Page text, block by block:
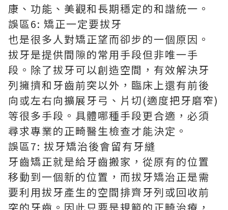
康、功能、美觀和長期穩定的和諧統一。
誤區6: 矯正一定要拔牙
也是很多人對矯正望而卻步的一個原因。
拔牙是提供間隙的常用手段但非唯一手
段。除了拔牙可以創造空間，有效解決牙
列擁擠和牙齒前突以外，臨床上還有前後
向或左右向擴展牙弓、片切(適度把牙磨窄)
等很多手段。具體哪種手段更合適，必須
尋求專業的正畸醫生檢查才能決定。
誤區7: 拔牙矯治後會留有牙縫
牙齒矯正就是給牙齒搬家，從原有的位置
移動到一個新的位置，而拔牙矯治正是需
要利用拔牙產生的空間排齊牙列或回收前